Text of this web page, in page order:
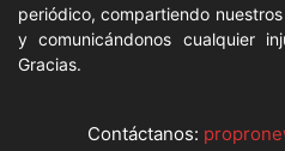
periódico, compartiendo
y comunicándonos cualquier
Gracias.
Contáctanos: